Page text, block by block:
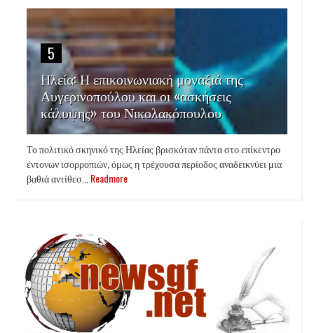
5
Ηλεία: Η επικοινωνιακή μοναξιά της
Αυγερινοπούλου και οι «ασκήσεις
κάλυψης» του Νικολακόπουλου
Το πολιτικό σκηνικό της Ηλείας βρισκόταν πάντα στο επίκεντρο
έντονων ισορροπιών, όμως η τρέχουσα περίοδος αναδεικνύει μια
βαθιά αντίθεσ...Readmore